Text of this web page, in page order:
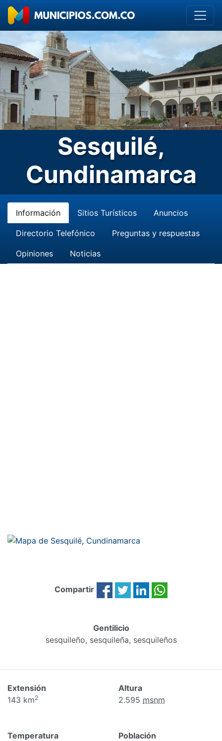
Sesquilé,
Cundinamarca
Información Sitios Turísticos Anuncios
Directorio Telefónico Preguntas y respuestas
Opiniones Noticias
Compartir
Gentilicio
sesquileño, sesquileña, sesquileños
Extensión
143 km2
Altura
2.595 msnm
Temperatura
Población